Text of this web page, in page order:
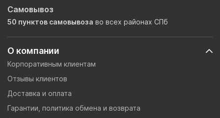
О компании
Корпоративным клиентам
Отзывы клиентов
Доставка и оплата
Гарантии, политика обмена и возврата
Самовывоз
50 пунктов самовывоза во всех районах СПб